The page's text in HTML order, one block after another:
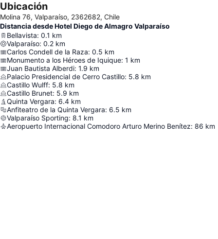
Ubicación
Molina 76, Valparaíso, 2362682, Chile
Distancia desde Hotel Diego de Almagro Valparaíso
Bellavista: 0.1 km
Valparaíso: 0.2 km
Carlos Condell de la Raza: 0.5 km
Monumento a los Héroes de Iquique: 1 km
Juan Bautista Alberdi: 1.9 km
Palacio Presidencial de Cerro Castillo: 5.8 km
Castillo Wulff: 5.8 km
Castillo Brunet: 5.9 km
Quinta Vergara: 6.4 km
Anfiteatro de la Quinta Vergara: 6.5 km
Valparaíso Sporting: 8.1 km
Aeropuerto Internacional Comodoro Arturo Merino Benítez: 86 km